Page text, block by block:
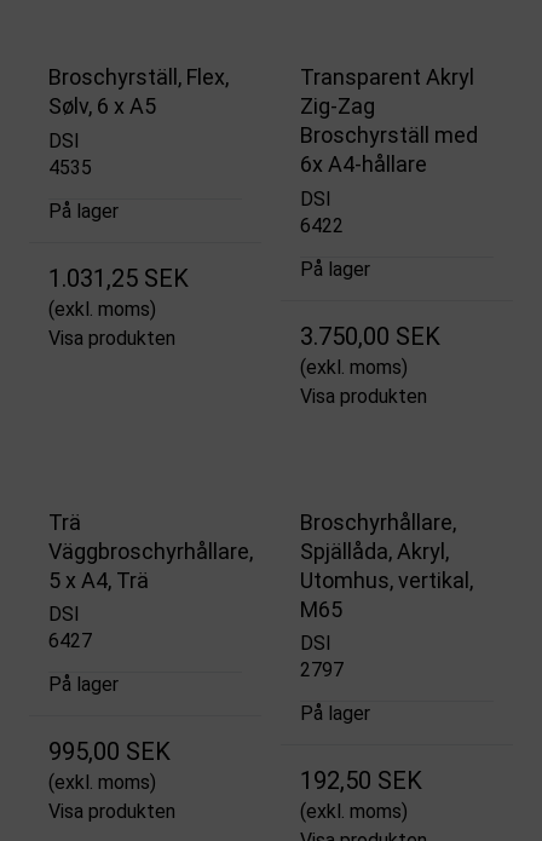
Broschyrställ, Flex,
Sølv, 6 x A5
DSI
4535
På lager
1.031,25 SEK
(exkl. moms)
Visa produkten
Transparent Akryl
Zig-Zag
Broschyrställ med
6x A4-hållare
DSI
6422
På lager
3.750,00 SEK
(exkl. moms)
Visa produkten
Trä
Väggbroschyrhållare,
5 x A4, Trä
DSI
6427
På lager
995,00 SEK
(exkl. moms)
Visa produkten
Broschyrhållare,
Spjällåda, Akryl,
Utomhus, vertikal,
M65
DSI
2797
På lager
192,50 SEK
(exkl. moms)